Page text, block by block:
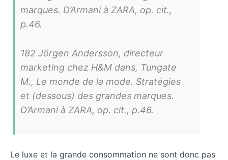
marques. D’Armani à ZARA, op. cit.,
p.46.
182 Jörgen Andersson, directeur
marketing chez H&M dans, Tungate
M., Le monde de la mode. Stratégies
et (dessous) des grandes marques.
D’Armani à ZARA, op. cit., p.46.
Le luxe et la grande consommation ne sont donc pas